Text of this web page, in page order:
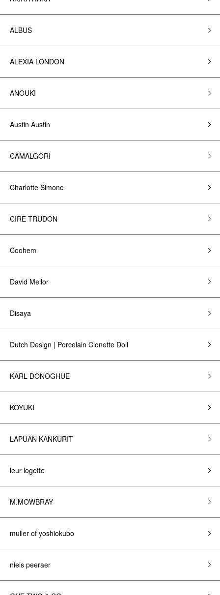
ALBUS
ALEXIA LONDON
ANOUKI
Austin Austin
CAMALGORI
Charlotte Simone
CIRE TRUDON
Coohem
David Mellor
Disaya
Dutch Design | Porcelain Clonette Doll
KARL DONOGHUE
KOYUKI
LAPUAN KANKURIT
leur logette
M.MOWBRAY
muller of yoshiokubo
niels peeraer